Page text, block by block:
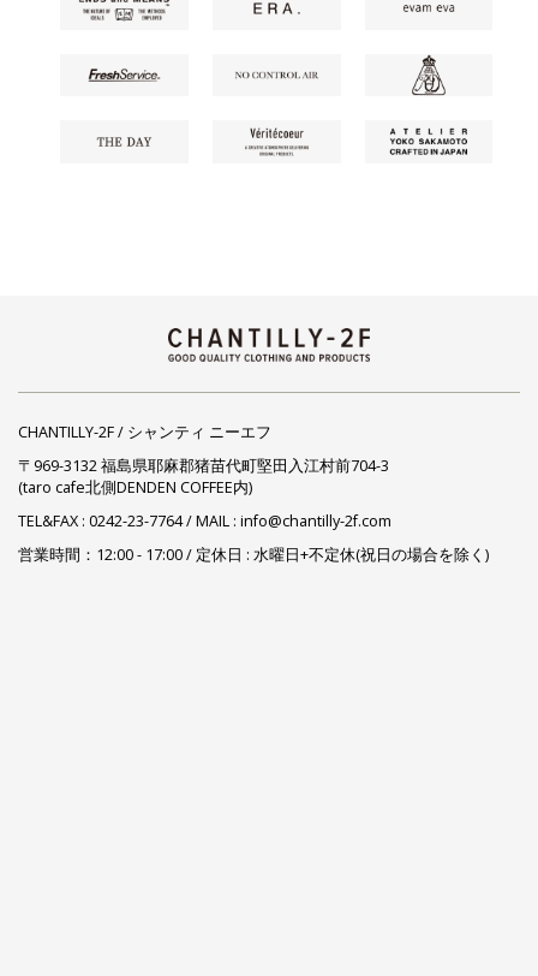
CHANTILLY-2F / シャンティ ニーエフ
〒969-3132 福島県耶麻郡猪苗代町堅田入江村前704-3
(taro cafe北側DENDEN COFFEE内)
TEL&FAX : 0242-23-7764/ MAIL : info@chantilly-2f.com
営業時間：12:00 - 17:00 / 定休日 : 水曜日+不定休(祝日の場合を除く)